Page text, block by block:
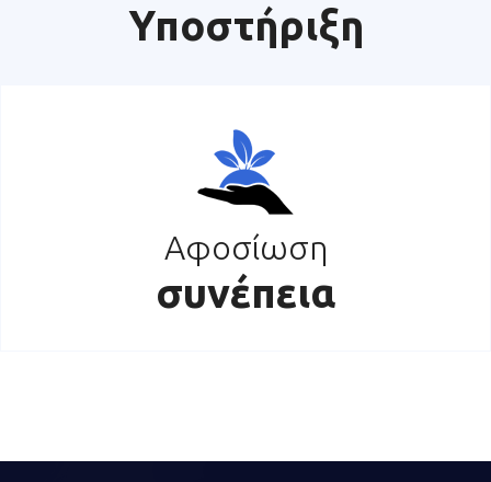
Υποστήριξη
Αφοσίωση
συνέπεια